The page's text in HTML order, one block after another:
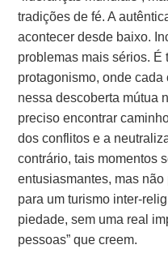
tradições de fé. A
acontecer desde baixo.
problemas mais sérios. É
protagonismo, onde
nessa descoberta mútua
preciso encontrar
dos conflitos e a
contrário, tais momentos
entusiasmantes, mas
para um turismo inter-
piedade, sem uma real
pessoas” que creem.